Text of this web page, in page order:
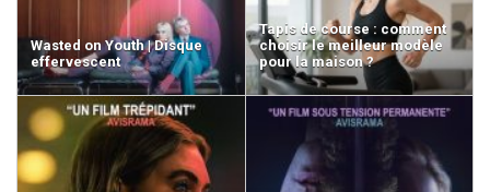
Wasted on Youth | Disque
effervescent
Tapis de course : comment
choisir le meilleur modèle
pour la maison ?